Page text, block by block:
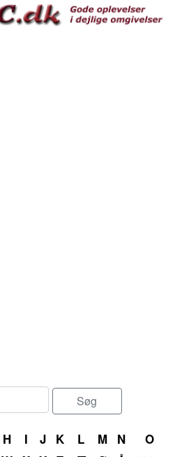
H I J K L M N
O